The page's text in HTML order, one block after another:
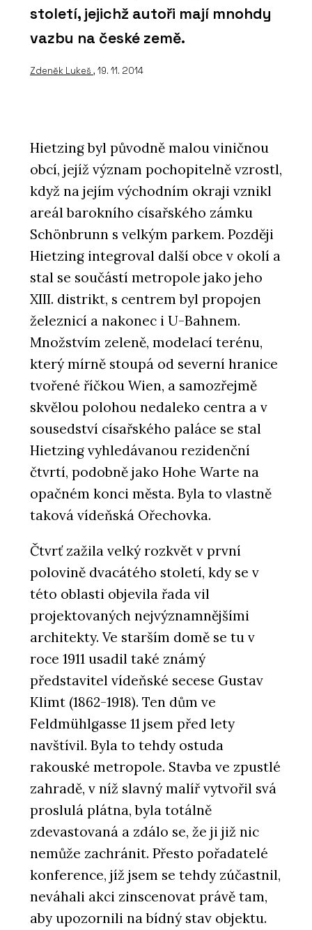
století, jejichž autoři mají mnohdy
vazbu na české země.
Zdeněk Lukeš , 19. 11. 2014
Hietzing byl původně malou viničnou
obcí, jejíž význam pochopitelně vzrostl,
když na jejím východním okraji vznikl
areál barokního císařského zámku
Schönbrunn s velkým parkem. Později
Hietzing integroval další obce v okolí a
stal se součástí metropole jako jeho
XIII. distrikt, s centrem byl propojen
železnicí a nakonec i U-Bahnem.
Množstvím zeleně, modelací terénu,
který mírně stoupá od severní hranice
tvořené říčkou Wien, a samozřejmě
skvělou polohou nedaleko centra a v
sousedství císařského paláce se stal
Hietzing vyhledávanou rezidenční
čtvrtí, podobně jako Hohe Warte na
opačném konci města. Byla to vlastně
taková vídeňská Ořechovka.
Čtvrť zažila velký rozkvět v první
polovině dvacátého století, kdy se v
této oblasti objevila řada vil
projektovaných nejvýznamnějšími
architekty. Ve starším domě se tu v
roce 1911 usadil také známý
představitel vídeňské secese Gustav
Klimt (1862-1918). Ten dům ve
Feldmühlgasse 11 jsem před lety
navštívil. Byla to tehdy ostuda
rakouské metropole. Stavba ve zpustlé
zahradě, v níž slavný malíř vytvořil svá
proslulá plátna, byla totálně
zdevastovaná a zdálo se, že ji již nic
nemůže zachránit. Přesto pořadatelé
konference, jíž jsem se tehdy zúčastnil,
neváhali akci zinscenovat právě tam,
aby upozornili na bídný stav objektu.